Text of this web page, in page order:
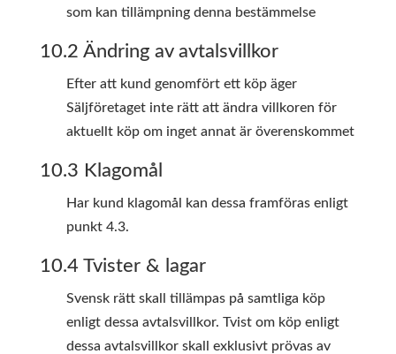
som kan tillämpning denna bestämmelse
10.2 Ändring av avtalsvillkor
Efter att kund genomfört ett köp äger
Säljföretaget inte rätt att ändra villkoren för
aktuellt köp om inget annat är överenskommet
10.3 Klagomål
Har kund klagomål kan dessa framföras enligt
punkt 4.3.
10.4 Tvister & lagar
Svensk rätt skall tillämpas på samtliga köp
enligt dessa avtalsvillkor. Tvist om köp enligt
dessa avtalsvillkor skall exklusivt prövas av